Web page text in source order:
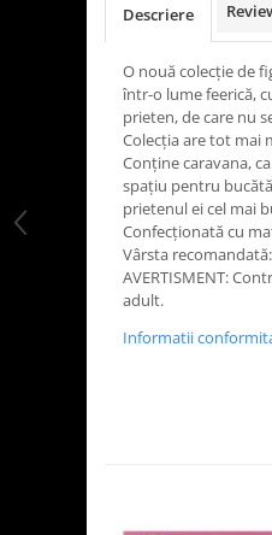
LEGO Architecture
LEGO Speed Champions
Descriere
O nouă colecție de
într-o lume feerică,
prieten, de care nu
Colecția are tot mai
Conține caravana,
spațiu pentru
prietenul ei cel mai
Confecționată cu
Vârsta
AVERTISMENT:
adult.
Informatii